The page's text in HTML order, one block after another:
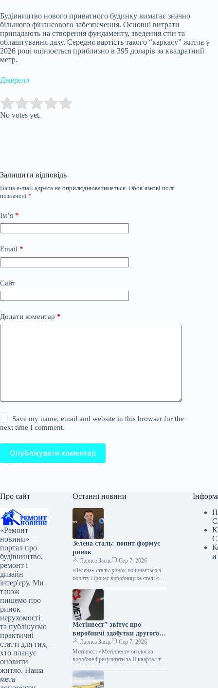
Будівництво нового приватного будинку вимагає значно
більшого фінансового забезпечення. Основні витрати
припадають на створення фундаменту, зведення стін та
облаштування даху. Середня вартість такого “каркасу” житла у
2026 році оцінюється приблизно в 395 доларів за квадратний
метр.
Джерело
Rate this item:
No votes yet.
Залишити відповідь
Ваша e-mail адреса не оприлюднюватиметься. Обов’язкові поля
позначені *
Ім’я *
Email *
Сайт
Додати коментар *
Save my name, email and website in this browser for the
next time I comment.
Опублікувати коментар
Про сайт
«Ремонт
новини» —
портал про
будівництво,
ремонт і
дизайн
інтер'єру. Ми
також
пишемо про
ринок
нерухомості
та публікуємо
практичні
статті для тих,
хто планує
оновити
житло. Наша
мета —
Останні новини
Зелена сталь: попит формує
ринок
Лариса Заєць
Сер 7, 2026
«Зелена» сталь: ринок починається з
попиту Процес виробництва сталі є
парникових газів у світі. Однак,…
Метінвест” звітує про
виробничі здобутки другого
кварталу та першого півріччя
2026 року
Лариса Заєць
Сер 7, 2026
Метінвест «Метінвест» оголосив
виробничі результати за ІІ квартал та I
оприлюднила свої виробничі
показники за…
и